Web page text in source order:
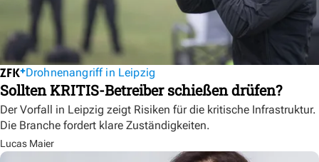
Drohnenangriff in Leipzig
Sollten KRITIS-Betreiber schießen drüfen?
Der Vorfall in Leipzig zeigt Risiken für die kritische Infrastruktur.
Die Branche fordert klare Zuständigkeiten.
Lucas Maier